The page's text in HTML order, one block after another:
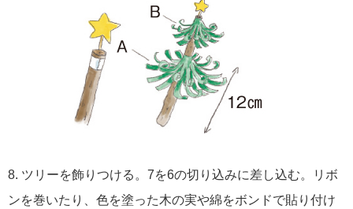
8. ツリーを飾りつける。7を6の切り込みに差し込む。リボ
ンを巻いたり、色を塗った木の実や綿をボンドで貼り付け